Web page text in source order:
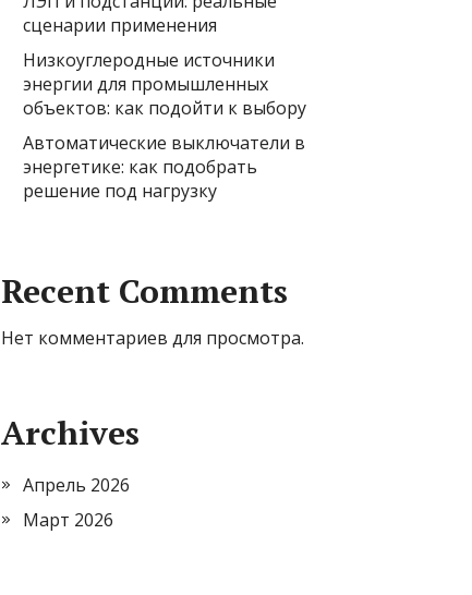
сценарии применения
Низкоуглеродные источники
энергии для промышленных
объектов: как подойти к выбору
Автоматические выключатели в
энергетике: как подобрать
решение под нагрузку
Recent Comments
Нет комментариев для просмотра.
Archives
Апрель 2026
Март 2026